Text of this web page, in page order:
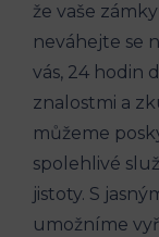
že vaše
neváhejte se
vás, 24 hodin
znalostmi a
můžeme
spolehlivé
jistoty. S
umožníme